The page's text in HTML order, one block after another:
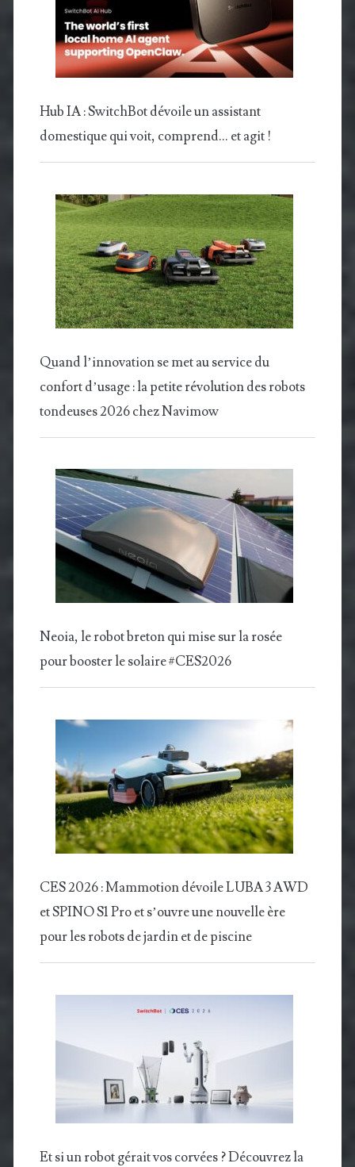
Hub IA : SwitchBot dévoile un assistant
domestique qui voit, comprend… et agit !
Quand l’innovation se met au service du
confort d’usage : la petite révolution des robots
tondeuses 2026 chez Navimow
Neoia, le robot breton qui mise sur la rosée
pour booster le solaire #CES2026
CES 2026 : Mammotion dévoile LUBA 3 AWD
et SPINO S1 Pro et s’ouvre une nouvelle ère
pour les robots de jardin et de piscine
Et si un robot gérait vos corvées ? Découvrez la